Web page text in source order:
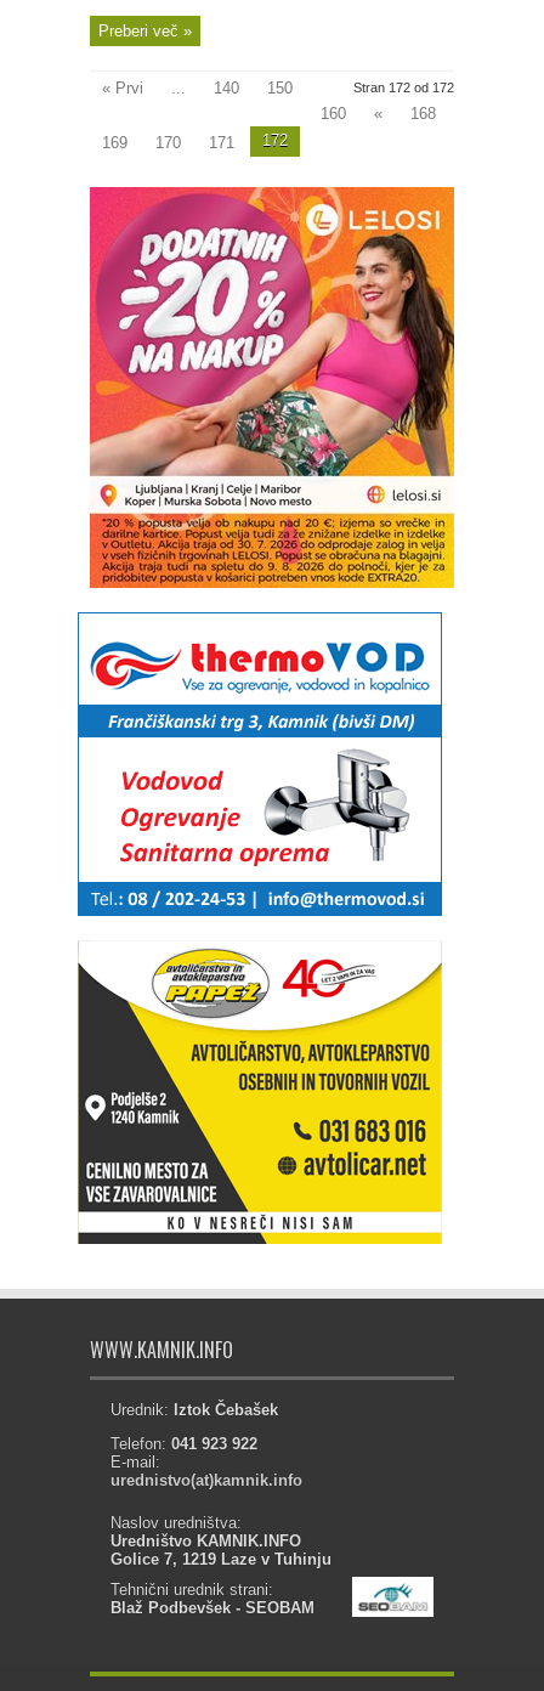
Preberi več »
Stran 172 od 172
« Prvi ... 140
150
160
«
168
169
170 171 172
WWW.KAMNIK.INFO
Urednik: Iztok Čebašek
Telefon: 041 923 922
E-mail:
urednistvo(at)kamnik.info
Naslov uredništva:
Uredništvo KAMNIK.INFO
Golice 7, 1219 Laze v Tuhinju
Tehnični urednik strani:
Blaž Podbevšek - SEOBAM